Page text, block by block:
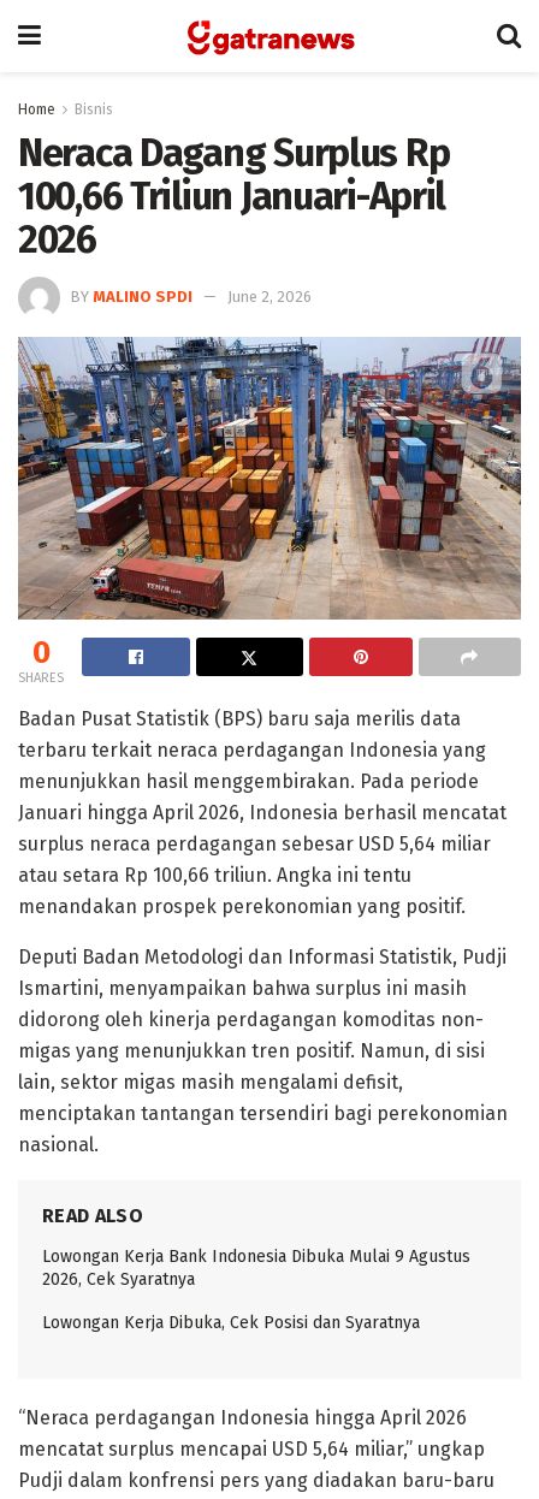
Home Bisnis
Neraca Dagang Surplus Rp
100,66 Triliun Januari-April
2026
BY MALINO SPDI June 2, 2026
0
SHARES
Badan Pusat Statistik (BPS) baru saja merilis data
terbaru terkait neraca perdagangan Indonesia yang
menunjukkan hasil menggembirakan. Pada periode
Januari hingga April 2026, Indonesia berhasil mencatat
surplus neraca perdagangan sebesar USD 5,64 miliar
atau setara Rp 100,66 triliun. Angka ini tentu
menandakan prospek perekonomian yang positif.
Deputi Badan Metodologi dan Informasi Statistik, Pudji
Ismartini, menyampaikan bahwa surplus ini masih
didorong oleh kinerja perdagangan komoditas non-
migas yang menunjukkan tren positif. Namun, di sisi
lain, sektor migas masih mengalami defisit,
menciptakan tantangan tersendiri bagi perekonomian
nasional.
READ ALSO
Lowongan Kerja Bank Indonesia Dibuka Mulai 9 Agustus
2026, Cek Syaratnya
Lowongan Kerja Dibuka, Cek Posisi dan Syaratnya
“Neraca perdagangan Indonesia hingga April 2026
mencatat surplus mencapai USD 5,64 miliar,” ungkap
Pudji dalam konfrensi pers yang diadakan baru-baru